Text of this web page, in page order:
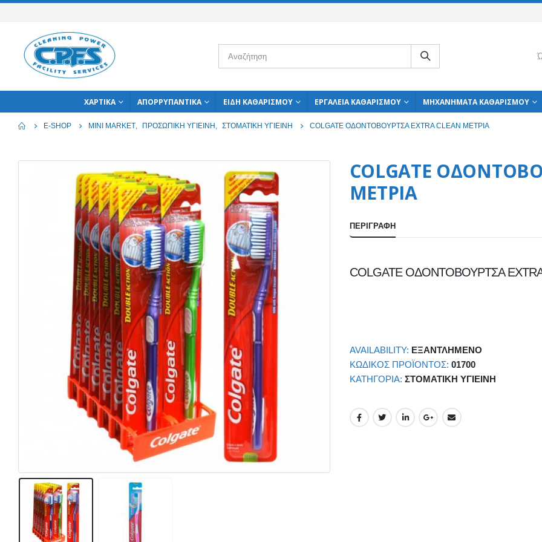
ΧΑΡΤΙΚΆ ΑΠΟΡΡΥΠΑΝΤΙΚΆ ΕΊΔΗ ΚΑΘΑΡΙΣΜΟΎ ΕΡΓΑΛΕΊΑ ΚΑΘΑΡΙΣΜΟΎ ΜΗΧΑΝΉΜΑΤΑ ΚΑΘΑΡΙΣΜΟΎ
E-SHOP MINI MARKET, ΠΡΟΣΩΠΙΚΉ ΥΓΙΕΙΝΉ , ΣΤΟΜΑΤΙΚΉ ΥΓΙΕΙΝΉ COLGATE ΟΔΟΝΤΟΒΟΥΡΤΣΑ EXTRA CLEAN METΡΙΑ
COLGATE
METΡΙΑ
ΠΕΡΙΓΡΑΦΉ
COLGATE ΟΔΟΝΤΟΒΟΥΡΤΣΑ EXTRA
AVAILABILITY: ΕΞΑΝΤΛΗΜΈΝΟ
ΚΩΔΙΚΌΣ ΠΡΟΪΌΝΤΟΣ: 01700
ΚΑΤΗΓΟΡΊΑ: ΣΤΟΜΑΤΙΚΉ ΥΓΙΕΙΝΉ